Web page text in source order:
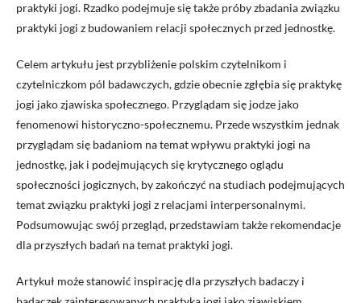
praktyki jogi. Rzadko podejmuje się także próby zbadania związku
praktyki jogi z budowaniem relacji społecznych przed jednostkę.
Celem artykułu jest przybliżenie polskim czytelnikom i
czytelniczkom pól badawczych, gdzie obecnie zgłębia się praktykę
jogi jako zjawiska społecznego. Przyglądam się jodze jako
fenomenowi historyczno-społecznemu. Przede wszystkim jednak
przyglądam się badaniom na temat wpływu praktyki jogi na
jednostkę, jak i podejmujących się krytycznego oglądu
społeczności jogicznych, by zakończyć na studiach podejmujących
temat związku praktyki jogi z relacjami interpersonalnymi.
Podsumowując swój przegląd, przedstawiam także rekomendacje
dla przyszłych badań na temat praktyki jogi.
Artykuł może stanowić inspirację dla przyszłych badaczy i